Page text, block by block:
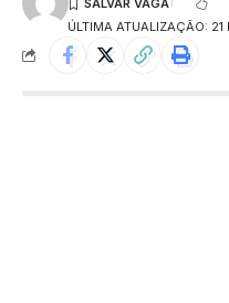
ÚLTIMA ATUALIZAÇÃO: